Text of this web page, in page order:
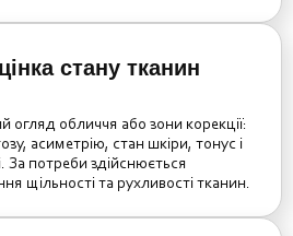
стану тканин
огляд обличчя або зони корекції:
асиметрію, стан шкіри, тонус і
За потреби здійснюється
щільності та рухливості тканин.